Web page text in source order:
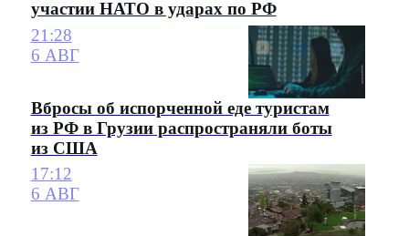
участии НАТО в ударах по РФ
21:28
6 АВГ
Вбросы об испорченной еде туристам
из РФ в Грузии распространяли боты
из США
17:12
6 АВГ